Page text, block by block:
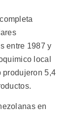
entre 1987 y
local
produjeron 5,4
en